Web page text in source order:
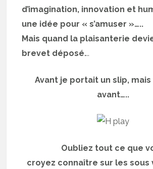
d’imagination, innovation et
une idée pour « s’amuser »…..
Mais quand la plaisanterie
brevet déposé...
Avant je portait un slip, mais
avant…..
Oubliez tout ce que
croyez connaître sur les sous